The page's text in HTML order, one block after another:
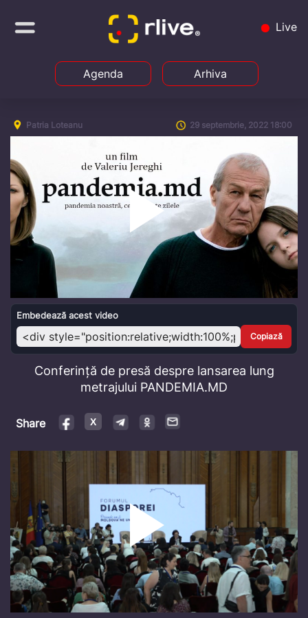
Live
Agenda Arhiva
Patria Loteanu 29 septembrie, 2022 18:00
Play
Video
Embedează acest video
Copiază
Conferință de presă despre lansarea lung
metrajului PANDEMIA.MD
Share